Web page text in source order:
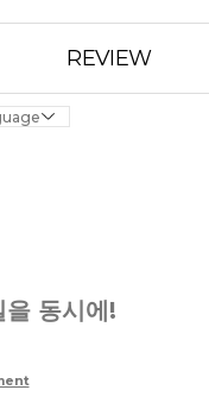
REVIEW
을 동시에!